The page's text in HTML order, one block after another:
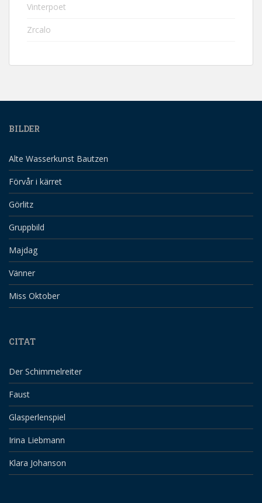
Vinterpoet
Zrcalo
BILDER
Alte Wasserkunst Bautzen
Förvår i kärret
Görlitz
Gruppbild
Majdag
Vänner
Miss Oktober
CITAT
Der Schimmelreiter
Faust
Glasperlenspiel
Irina Liebmann
Klara Johanson